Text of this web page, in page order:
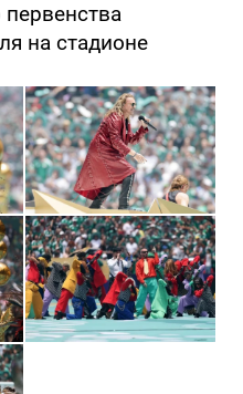
на стадионе